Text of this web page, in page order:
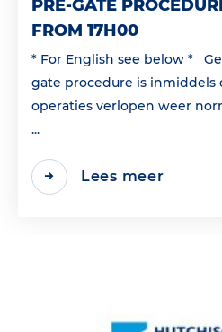
PRE-GATE
FROM 17H00
* For English see below *
gate procedure is inmiddels
operaties verlopen weer
...
Lees meer